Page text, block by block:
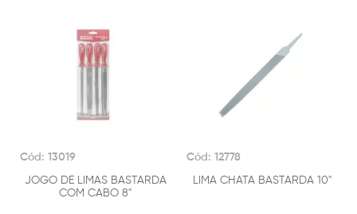
Cód: 13019
JOGO DE LIMAS BASTARDA
COM CABO 8"
Cód: 12778
LIMA CHATA BASTARDA 10"